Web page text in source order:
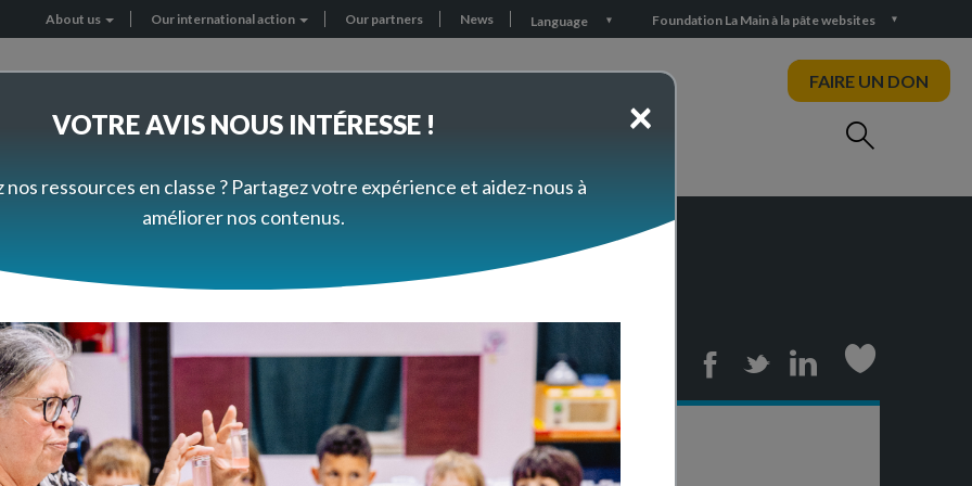
Header
menu
About us Our international action Our partners News Language Foundation La Main à la pâte websites
FAIRE UN DON
germination - Billes de sciences
Print FacebookTwitterLinkedin
×
VOTRE AVIS NOUS INTÉRESSE !
nos ressources en classe ? Partagez votre expérience et aidez-nous à
améliorer nos contenus.